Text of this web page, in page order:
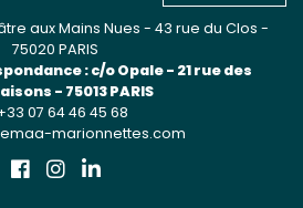
aux Mains Nues - 43 rue du Clos -
75020 PARIS
: c/o Opale - 21 rue des
- 75013 PARIS
07 64 46 45 68
marionnettes.com